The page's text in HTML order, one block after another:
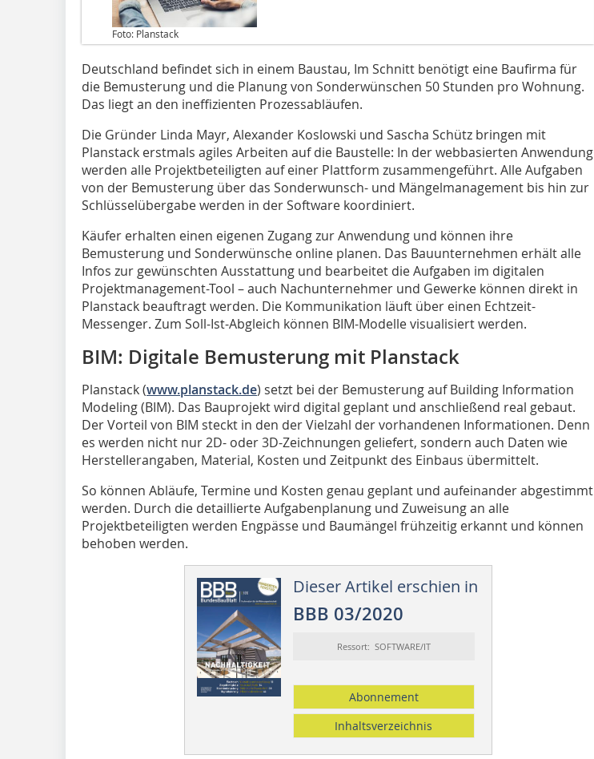
Foto: Planstack
Deutschland befindet sich in einem Baustau, Im Schnitt benötigt eine Baufirma für
die Bemusterung und die Planung von Sonderwünschen 50 Stunden pro Wohnung.
Das liegt an den ineffizienten Prozessabläufen.
Die Gründer Linda Mayr, Alexander Koslowski und Sascha Schütz bringen mit
Planstack erstmals agiles Arbeiten auf die Baustelle: In der webbasierten Anwendung
werden alle Projektbeteiligten auf einer Plattform zusammengeführt. Alle Aufgaben
von der Bemusterung über das Sonderwunsch- und Mängelmanagement bis hin zur
Schlüsselübergabe werden in der Software koordiniert.
Käufer erhalten einen eigenen Zugang zur Anwendung und können ihre
Bemusterung und Sonderwünsche online planen. Das Bauunternehmen erhält alle
Infos zur gewünschten Ausstattung und bearbeitet die Aufgaben im digitalen
Projektmanagement-Tool – auch Nachunternehmer und Gewerke können direkt in
Planstack beauftragt werden. Die Kommunikation läuft über einen Echtzeit-
Messenger. Zum Soll-Ist-Abgleich können BIM-Modelle visualisiert werden.
BIM: Digitale Bemusterung mit Planstack
Planstack (www.planstack.de) setzt bei der Bemusterung auf Building Information
Modeling (BIM). Das Bauprojekt wird digital geplant und anschließend real gebaut.
Der Vorteil von BIM steckt in den der Vielzahl der vorhandenen Informationen. Denn
es werden nicht nur 2D- oder 3D-Zeichnungen geliefert, sondern auch Daten wie
Herstellerangaben, Material, Kosten und Zeitpunkt des Einbaus übermittelt.
So können Abläufe, Termine und Kosten genau geplant und aufeinander abgestimmt
werden. Durch die detaillierte Aufgabenplanung und Zuweisung an alle
Projektbeteiligten werden Engpässe und Baumängel frühzeitig erkannt und können
behoben werden.
Dieser Artikel erschien in
BBB 03/2020
Ressort: SOFTWARE/IT
Abonnement
Inhaltsverzeichnis